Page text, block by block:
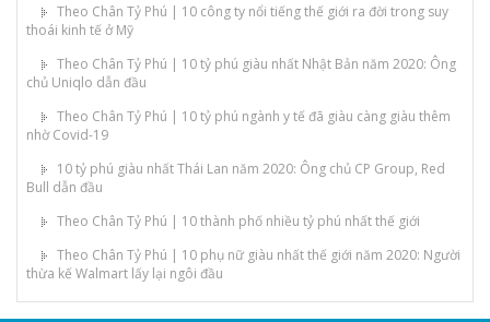
Theo Chân Tỷ Phú | 10 công ty nổi tiếng thế giới ra đời trong suy
thoái kinh tế ở Mỹ
Theo Chân Tỷ Phú | 10 tỷ phú giàu nhất Nhật Bản năm 2020: Ông
chủ Uniqlo dẫn đầu
Theo Chân Tỷ Phú | 10 tỷ phú ngành y tế đã giàu càng giàu thêm
nhờ Covid-19
10 tỷ phú giàu nhất Thái Lan năm 2020: Ông chủ CP Group, Red
Bull dẫn đầu
Theo Chân Tỷ Phú | 10 thành phố nhiều tỷ phú nhất thế giới
Theo Chân Tỷ Phú | 10 phụ nữ giàu nhất thế giới năm 2020: Người
thừa kế Walmart lấy lại ngôi đầu